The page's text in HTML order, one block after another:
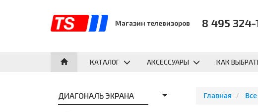
Магазин телевизоров 8 495 324-
КАТАЛОГ АКСЕССУАРЫ КАК
ДИАГОНАЛЬ ЭКРАНА Главная